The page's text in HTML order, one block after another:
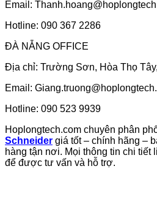
Email:
Hotline: 090 367 2286
ĐÀ NẴNG OFFICE
Địa chỉ: Trường Sơn, Hòa Thọ
Email:
Hotline: 090 523 9939
Hoplongtech.com chuyên phân
Schneider giá tốt – chính hãng –
hàng tận nơi. Mọi thông tin chi tiết
để được tư vấn và hỗ trợ.